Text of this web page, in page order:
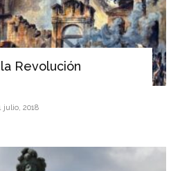
Revolución
julio, 2018